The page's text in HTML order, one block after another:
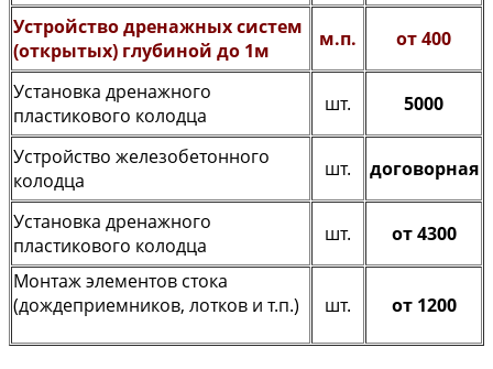
Устройство дренажных систем
(открытых) глубиной до 1м
м.п. от 400
Установка дренажного
пластикового колодца
шт. 5000
Устройство железобетонного
колодца
шт. договорная
Установка дренажного
пластикового колодца
шт.
от 4300
Монтаж элементов стока
(дождеприемников, лотков и т.п.)
шт. от 1200